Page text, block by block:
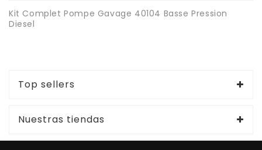
Kit Complet Pompe Gavage 40104 Basse Pression
Diesel
Top sellers
Nuestras tiendas